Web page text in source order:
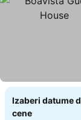
Izaberi datume
cene